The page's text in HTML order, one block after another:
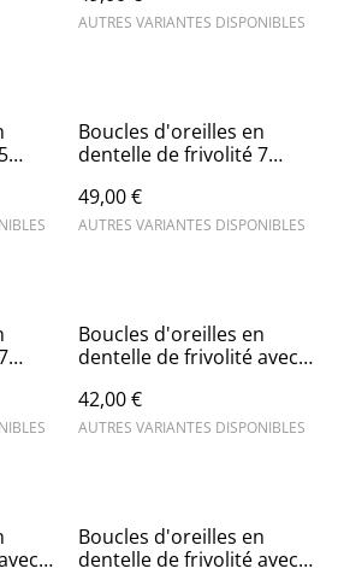
AUTRES VARIANTES DISPONIBLES
Boucles d'oreilles en
dentelle de frivolité 7
49,00 €
AUTRES VARIANTES DISPONIBLES
Boucles d'oreilles en
dentelle de frivolité avec
doré
42,00 €
AUTRES VARIANTES DISPONIBLES
Boucles d'oreilles en
dentelle de frivolité avec